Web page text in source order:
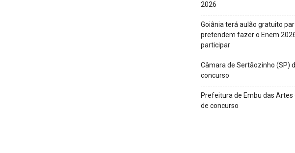
2026
Goiânia terá aulão gratuito
pretendem fazer o Enem
participar
Câmara de Sertãozinho (SP)
concurso
Prefeitura de Embu das
de concurso